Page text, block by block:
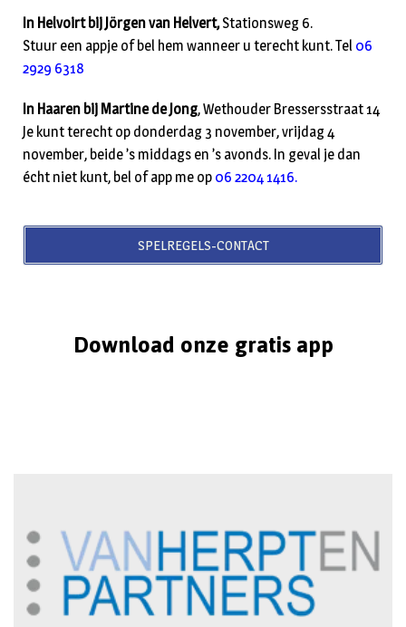
In Helvoirt bij Jörgen van Helvert,Stationsweg 6.
Stuur een appje of bel hem wanneer u terecht kunt. Tel 06
2929 6318
In Haaren bij Martine de Jong, Wethouder Bressersstraat 14
Je kunt terecht op donderdag 3 november, vrijdag 4
november, beide ’s middags en ’s avonds. In geval je dan
écht niet kunt, bel of app me op 06 2204 1416.
SPELREGELS-CONTACT
Download onze gratis app